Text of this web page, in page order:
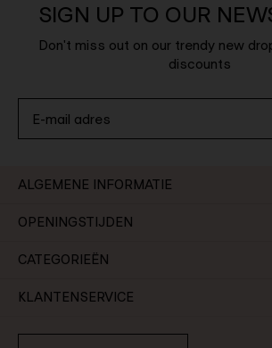
SIGN UP TO OUR
Don't miss out on our trendy new
discounts
ALGEMENE INFORMATIE
OPENINGSTIJDEN
CATEGORIEËN
KLANTENSERVICE